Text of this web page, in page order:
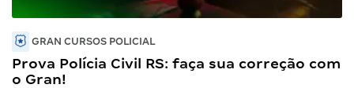
GRAN CURSOS POLICIAL
Prova Polícia Civil RS: faça sua correção com
o Gran!